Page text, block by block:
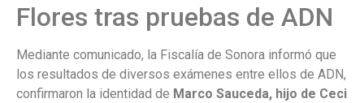
Flores tras pruebas de ADN
Mediante comunicado, la Fiscalía de Sonora informó que
los resultados de diversos exámenes entre ellos de ADN,
confirmaron la identidad de Marco Sauceda, hijo de Ceci